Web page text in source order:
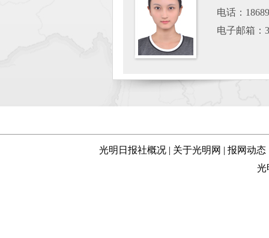
电话：
电子邮箱：
光明日报社概况 | 关于光明网 |报网动态
光